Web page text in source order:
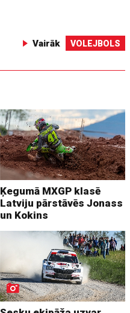
Vairāk VOLEJBOLS
Ķegumā MXGP klasē
Latviju pārstāvēs Jonass
un Kokins